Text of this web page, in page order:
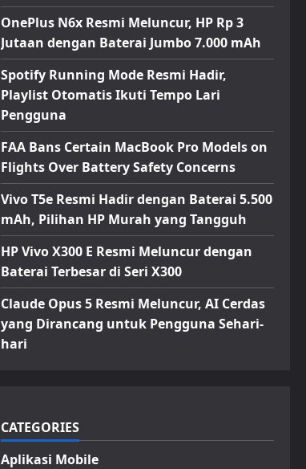
OnePlus N6x Resmi Meluncur, HP Rp 3
Jutaan dengan Baterai Jumbo 7.000 mAh
Spotify Running Mode Resmi Hadir,
Playlist Otomatis Ikuti Tempo Lari
Pengguna
FAA Bans Certain MacBook Pro Models on
Flights Over Battery Safety Concerns
Vivo T5e Resmi Hadir dengan Baterai 5.500
mAh, Pilihan HP Murah yang Tangguh
HP Vivo X300 E Resmi Meluncur dengan
Baterai Terbesar di Seri X300
Claude Opus 5 Resmi Meluncur, AI Cerdas
yang Dirancang untuk Pengguna Sehari-
hari
CATEGORIES
Aplikasi Mobile